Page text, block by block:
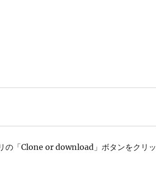
の「Clone or download」ボタンをクリッ